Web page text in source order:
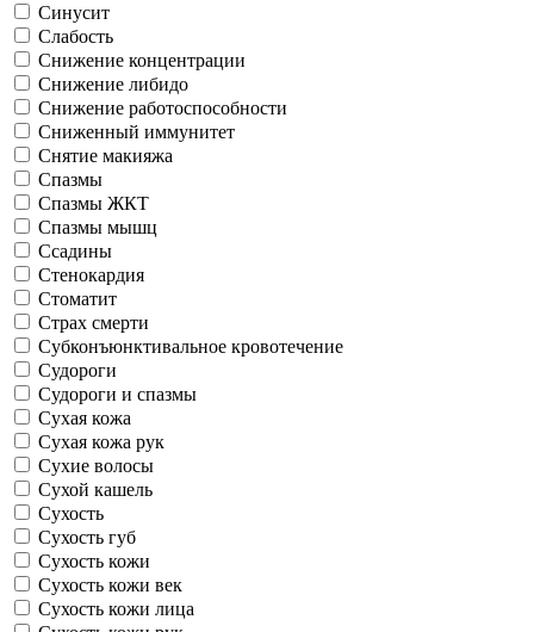
Синусит
Слабость
Снижение концентрации
Снижение либидо
Снижение работоспособности
Сниженный иммунитет
Снятие макияжа
Спазмы
Спазмы ЖКТ
Спазмы мышц
Ссадины
Стенокардия
Стоматит
Страх смерти
Субконъюнктивальное кровотечение
Судороги
Судороги и спазмы
Сухая кожа
Сухая кожа рук
Сухие волосы
Сухой кашель
Сухость
Сухость губ
Сухость кожи
Сухость кожи век
Сухость кожи лица